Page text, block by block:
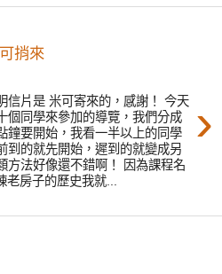
捎來
›
信片是 米可寄來的，感謝！ 今天
個同學來參加的導覽，我們分成
鐘要開始，我看一半以上的同學
到的就先開始，遲到的就變成另
方法好像還不錯啊！ 因為課程名
房子的歷史我就...